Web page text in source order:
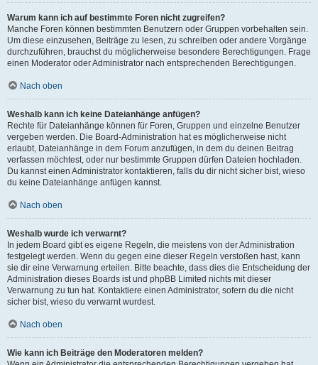
Warum kann ich auf bestimmte Foren nicht zugreifen?
Manche Foren können bestimmten Benutzern oder Gruppen vorbehalten sein.
Um diese einzusehen, Beiträge zu lesen, zu schreiben oder andere Vorgänge
durchzuführen, brauchst du möglicherweise besondere Berechtigungen. Frage
einen Moderator oder Administrator nach entsprechenden Berechtigungen.
Nach oben
Weshalb kann ich keine Dateianhänge anfügen?
Rechte für Dateianhänge können für Foren, Gruppen und einzelne Benutzer
vergeben werden. Die Board-Administration hat es möglicherweise nicht
erlaubt, Dateianhänge in dem Forum anzufügen, in dem du deinen Beitrag
verfassen möchtest, oder nur bestimmte Gruppen dürfen Dateien hochladen.
Du kannst einen Administrator kontaktieren, falls du dir nicht sicher bist, wieso
du keine Dateianhänge anfügen kannst.
Nach oben
Weshalb wurde ich verwarnt?
In jedem Board gibt es eigene Regeln, die meistens von der Administration
festgelegt werden. Wenn du gegen eine dieser Regeln verstoßen hast, kann
sie dir eine Verwarnung erteilen. Bitte beachte, dass dies die Entscheidung der
Administration dieses Boards ist und phpBB Limited nichts mit dieser
Verwarnung zu tun hat. Kontaktiere einen Administrator, sofern du die nicht
sicher bist, wieso du verwarnt wurdest.
Nach oben
Wie kann ich Beiträge den Moderatoren melden?